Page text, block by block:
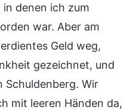
in denen ich zum
war. Aber am
Geld weg,
gezeichnet, und
Schuldenberg. Wir
mit leeren Händen da,